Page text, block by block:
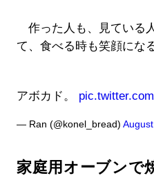
作った人も、見ている
て、食べる時も笑顔にな
アボカド。
— Ran (@konel_bread)
家庭用オーブンで